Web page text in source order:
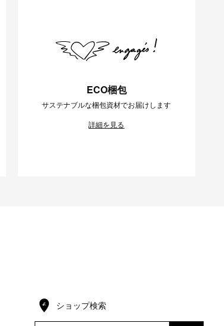
ECO梱包
サステナブルな梱包資材でお届けします
詳細を見る
ショップ検索